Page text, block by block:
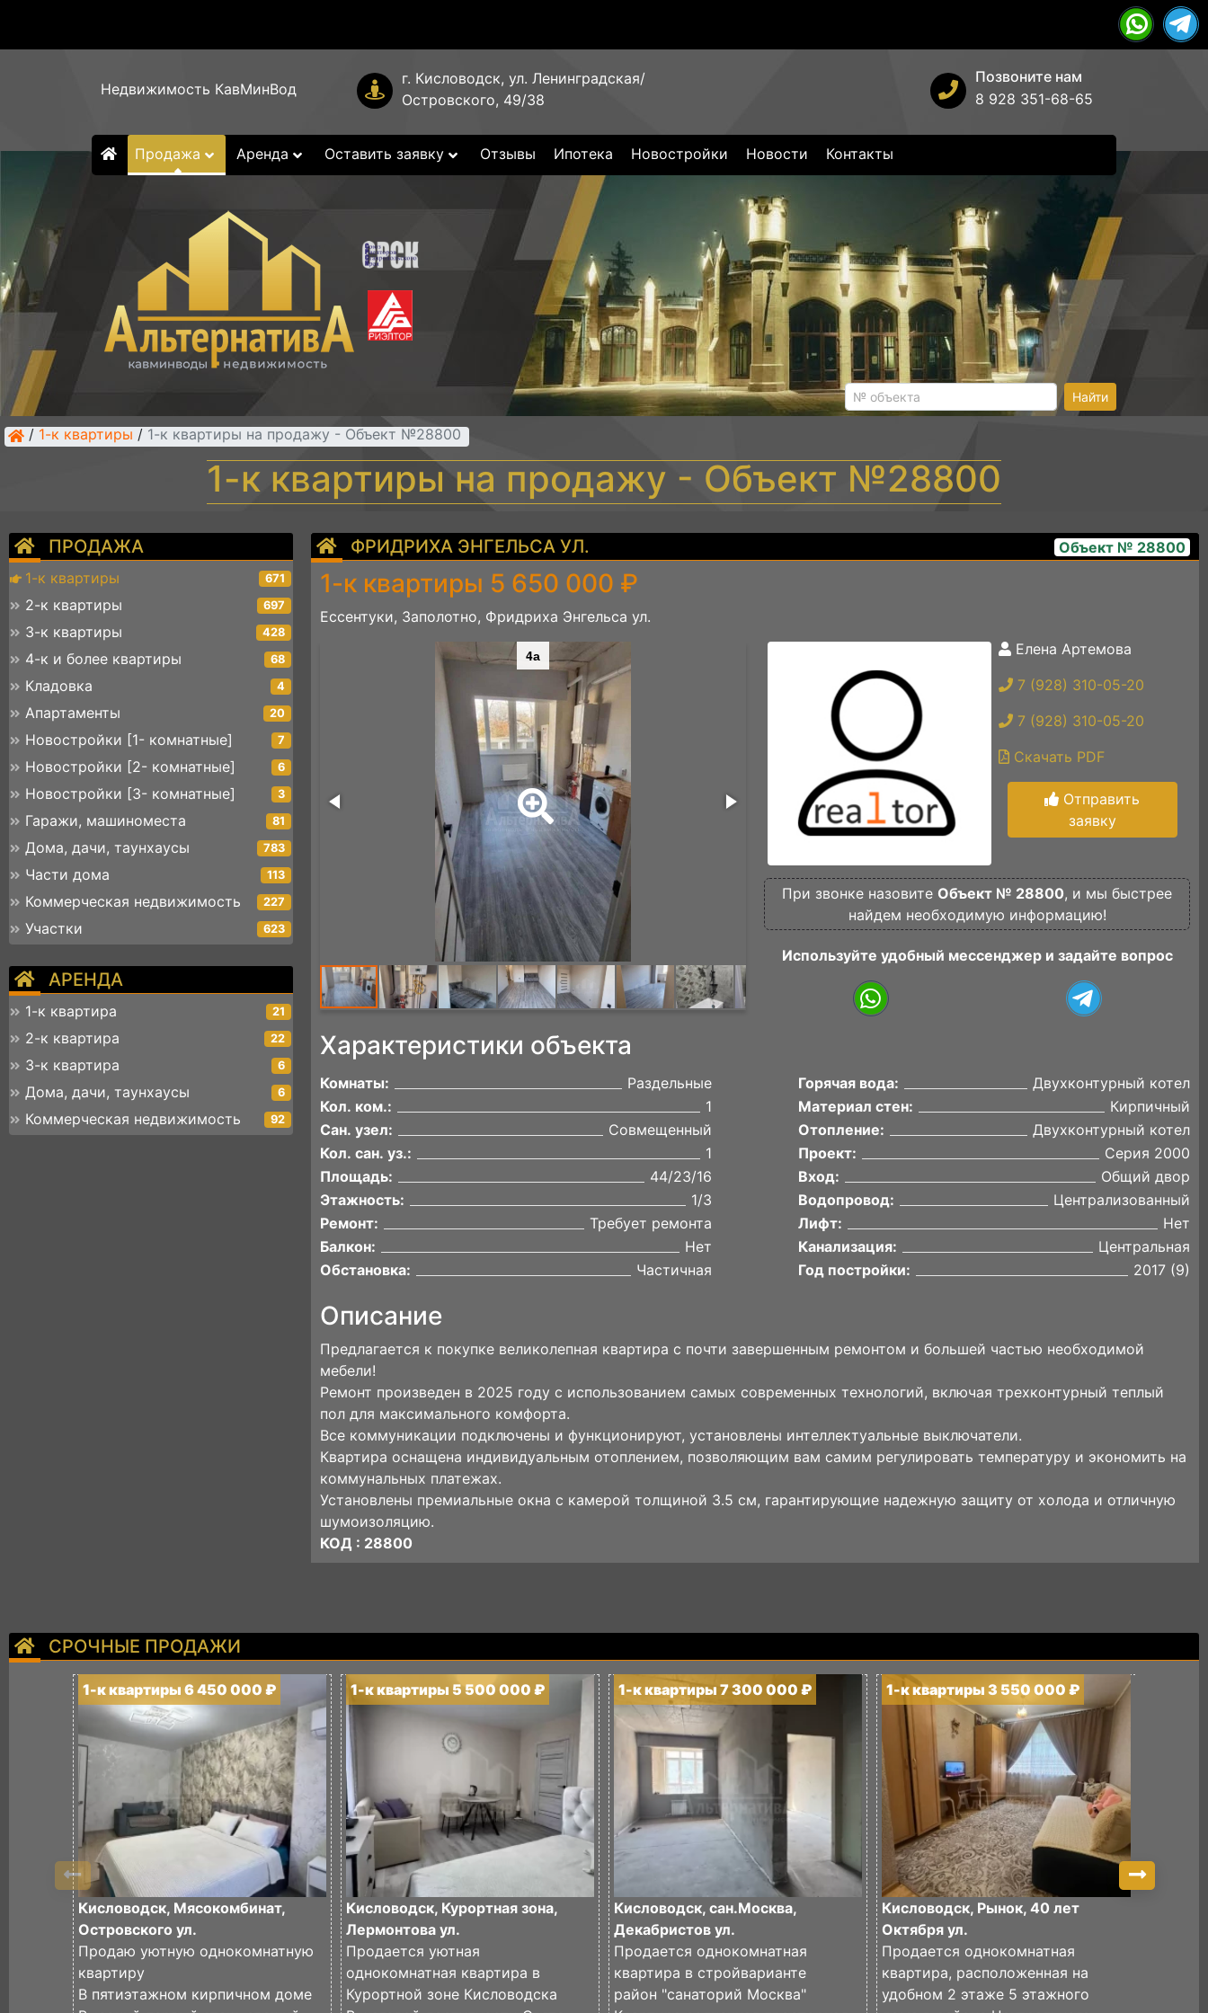
Недвижимость КавМинВод
г. Кисловодск, ул. Ленинградская/
Островского, 49/38
Позвоните нам
8 928 351-68-65
Продажа Аренда Оставить заявку Отзывы Ипотека Новостройки Новости Контакты
Найти
/ 1-к квартиры / 1-к квартиры на продажу - Объект №28800
1-к квартиры на продажу - Объект №28800
ПРОДАЖА
1-к квартиры 671
2-к квартиры 697
3-к квартиры 428
4-к и более квартиры 68
Кладовка 4
Апартаменты 20
Новостройки [1- комнатные] 7
Новостройки [2- комнатные] 6
Новостройки [3- комнатные] 3
Гаражи, машиноместа 81
Дома, дачи, таунхаусы 783
Части дома 113
Коммерческая недвижимость 227
Участки 623
АРЕНДА
1-к квартира 21
2-к квартира 22
3-к квартира 6
Дома, дачи, таунхаусы 6
Коммерческая недвижимость 92
ФРИДРИХА ЭНГЕЛЬСА УЛ. Объект № 28800
1-к квартиры 5 650 000 ₽
Ессентуки, Заполотно, Фридриха Энгельса ул.
4а
7а
Елена Артемова
7 (928) 310-05-20
7 (928) 310-05-20
Скачать PDF
Отправить
заявку
При звонке назовите Объект № 28800, и мы быстрее
найдем необходимую информацию!
Используйте удобный мессенджер и задайте вопрос
Характеристики объекта
Комнаты:
Раздельные
Кол. ком.:
1
Сан. узел:
Совмещенный
Кол. сан. уз.:
1
Площадь:
44/23/16
Этажность:
1/3
Ремонт:
Требует ремонта
Балкон:
Нет
Обстановка:
Частичная
Горячая вода:
Двухконтурный котел
Материал стен:
Кирпичный
Отопление:
Двухконтурный котел
Проект:
Серия 2000
Вход:
Общий двор
Водопровод:
Централизованный
Лифт:
Нет
Канализация:
Центральная
Год постройки:
2017 (9)
Описание
Предлагается к покупке великолепная квартира с почти завершенным ремонтом и большей частью необходимой
мебели!
Ремонт произведен в 2025 году с использованием самых современных технологий, включая трехконтурный теплый
пол для максимального комфорта.
Все коммуникации подключены и функционируют, установлены интеллектуальные выключатели.
Квартира оснащена индивидуальным отоплением, позволяющим вам самим регулировать температуру и экономить на
коммунальных платежах.
Установлены премиальные окна с камерой толщиной 3.5 см, гарантирующие надежную защиту от холода и отличную
шумоизоляцию.
КОД : 28800
СРОЧНЫЕ ПРОДАЖИ
1-к квартиры 6 450 000 ₽
Кисловодск, Мясокомбинат,
Островского ул.
Продаю уютную однокомнатную
квартиру
В пятиэтажном кирпичном доме
1-к квартиры 5 500 000 ₽
Кисловодск, Курортная зона,
Лермонтова ул.
Продается уютная
однокомнатная квартира в
Курортной зоне Кисловодска
1-к квартиры 7 300 000 ₽
Кисловодск, сан.Москва,
Декабристов ул.
Продается однокомнатная
квартира в стройварианте
район "санаторий Москва"
1-к квартиры 3 550 000 ₽
Кисловодск, Рынок, 40 лет
Октября ул.
Продается однокомнатная
квартира, расположенная на
удобном 2 этаже 5 этажного